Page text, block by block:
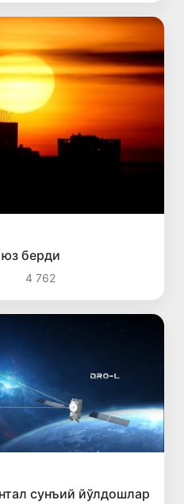
берди
4 762
сунъий йўлдошлар